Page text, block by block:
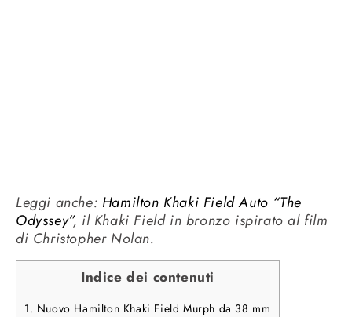
Leggi anche: Hamilton Khaki Field Auto “The
Odyssey”, il Khaki Field in bronzo ispirato al film
di Christopher Nolan.
Indice dei contenuti
1. Nuovo Hamilton Khaki Field Murph da 38 mm